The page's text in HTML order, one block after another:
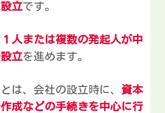
立です。
１人または複数の発起人が中
立を進めます。
は、会社の設立時に、 資本
成などの手続きを中心に行